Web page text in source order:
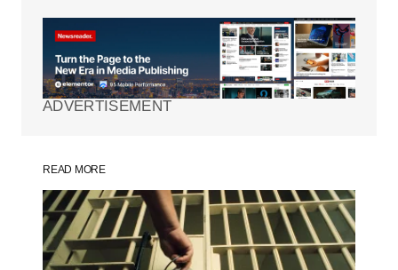
Tu dirección de correo electrónico no será
Los campos obligatorios están
marcados con*
Your Name*
ADVERTISEMENT
READ MORE